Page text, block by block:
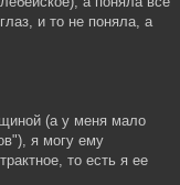
и то не поняла, а
(а у меня мало
я могу ему
то есть я ее